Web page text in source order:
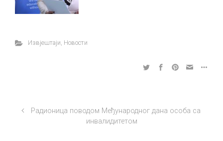
Извјештаји Новости
Радионица поводом Међународног дана особа са
инвалидитетом